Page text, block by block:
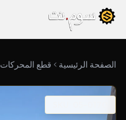
الصفحة الرئيسية قطع المحركات